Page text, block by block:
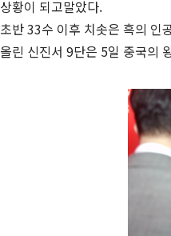
상황이 되고말았다.
초반 33수 이후 치솟은 흑의 인
올린 신진서 9단은 5일 중국의